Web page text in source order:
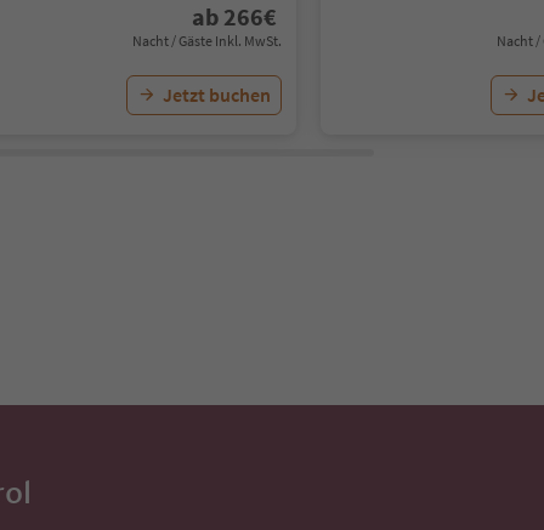
ab 266€
Nacht / Gäste Inkl. MwSt.
Jetzt buchen
Nacht /